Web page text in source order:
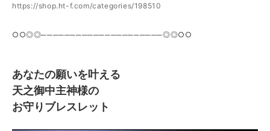
https://shop.ht-f.com/categories/198510
○○◎◎─────────────────────◎◎○○
あなたの願いを叶える
天之御中主神様の
お守りブレスレット